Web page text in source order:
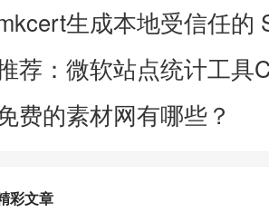
生成本地受信任的
荐：微软站点统计工具
费的素材网有哪些？
彩文章